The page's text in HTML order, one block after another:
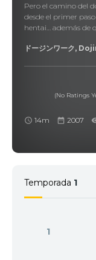
Pero el camino del
desde el primer
hentai… además de
ドージンワーク,
(No Ratings
14m 2007
Temporada 1
1